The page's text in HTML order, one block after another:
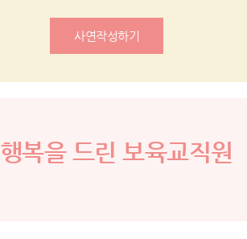
사연작성하기
행복을 드린 보육교직원